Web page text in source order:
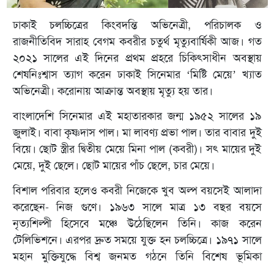
ঢাকাই চলচ্চিত্রের কিংবদন্তি অভিনেত্রী, পরিচালক ও
রাজনীতিবিদ সারাহ বেগম কবরীর চতুর্থ মৃত্যুবার্ষিকী আজ। গত
২০২১ সালের এই দিনের প্রথম প্রহরে চিকিৎসাধীন অবস্থায়
শেষনিঃশ্বাস ত্যাগ করেন ঢাকাই সিনেমার ‘মিষ্টি মেয়ে’ খ্যাত
অভিনেত্রী। করোনায় আক্রান্ত অবস্থায় মৃত্যু হয় তার।
বাংলাদেশি সিনেমার এই মহাতারকার জন্ম ১৯৫২ সালের ১৯
জুলাই। বাবা কৃষ্ণদাস পাল। মা লাবণ্য প্রভা পাল। তার বাবার দুই
বিয়ে। ছোট স্ত্রীর দ্বিতীয় মেয়ে মিনা পাল (কবরী)। সৎ মায়ের দুই
মেয়ে, দুই ছেলে। ছোট মায়ের পাঁচ ছেলে, চার মেয়ে।
বিশাল পরিবার হলেও কবরী নিজেকে খুব অল্প বয়সেই আলাদা
করেছেন- নিজ গুণে। ১৯৬৩ সালে মাত্র ১৩ বছর বয়সে
নৃত্যশিল্পী হিসেবে মঞ্চে উঠেছিলেন তিনি। কাজ করেন
টেলিভিশনে। এরপর দ্রুত সময়ে যুক্ত হন চলচ্চিত্রে। ১৯৭১ সালে
মহান মুক্তিযুদ্ধে বিশ্ব জনমত গঠনে তিনি বিশেষ ভূমিকা